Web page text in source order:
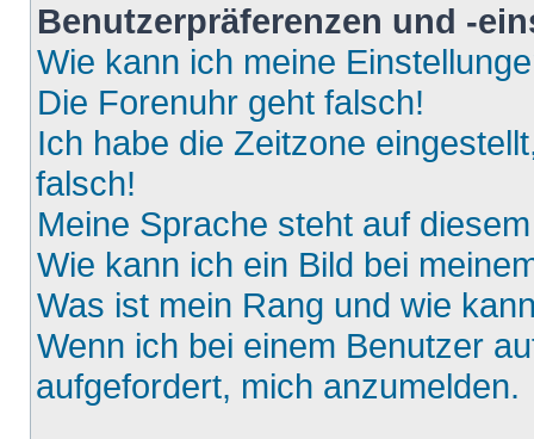
Benutzerpräferenzen und -
Wie kann ich meine
Die Forenuhr geht falsch!
Ich habe die Zeitzone
falsch!
Meine Sprache steht auf
Wie kann ich ein Bild bei
Was ist mein Rang und wie
Wenn ich bei einem Benutzer
aufgefordert, mich anzumelden.